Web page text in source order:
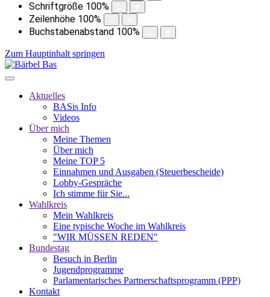
Schriftgröße 100%
Zeilenhöhe 100%
Buchstabenabstand 100%
Zum Hauptinhalt springen
Aktuelles
BASis Info
Videos
Über mich
Meine Themen
Über mich
Meine TOP 5
Einnahmen und Ausgaben (Steuerbescheide)
Lobby-Gespräche
Ich stimme für Sie...
Wahlkreis
Mein Wahlkreis
Eine typische Woche im Wahlkreis
"WIR MÜSSEN REDEN"
Bundestag
Besuch in Berlin
Jugendprogramme
Parlamentarisches Partnerschaftsprogramm (PPP)
Kontakt